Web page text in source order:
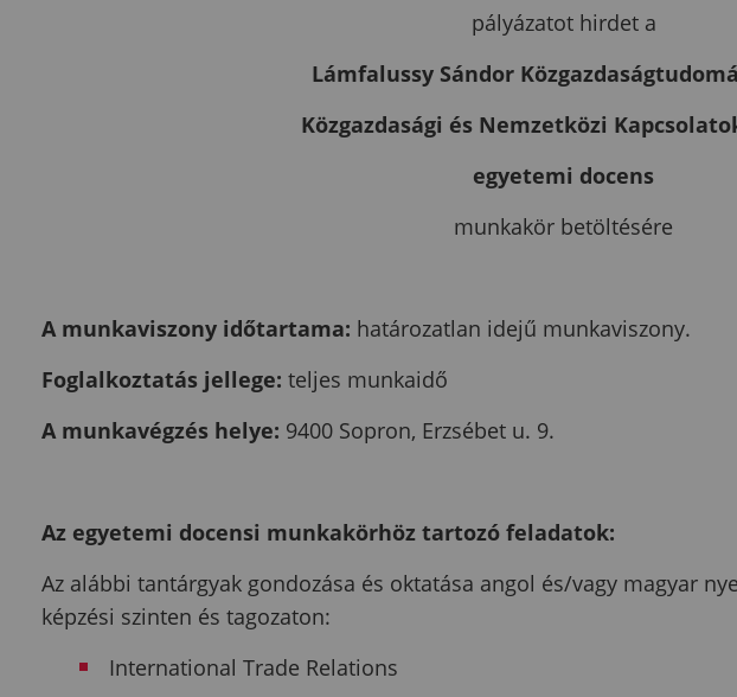
pályázatot hirdet a
Lámfalussy Sándor
Közgazdasági és Nemzetközi
egyetemi docens
munkakör betöltésére
A munkaviszony időtartama: határozatlan idejű munkaviszony.
Foglalkoztatás jellege: teljes munkaidő
A munkavégzés helye: 9400 Sopron, Erzsébet u. 9.
Az egyetemi docensi munkakörhöz tartozó feladatok:
Az alábbi tantárgyak gondozása és oktatása angol és/vagy magyar
képzési szinten és tagozaton:
International Trade Relations